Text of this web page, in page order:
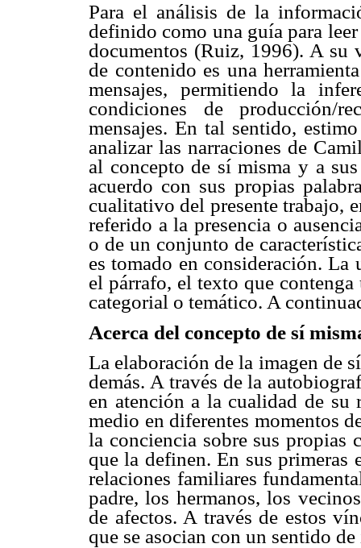
Para el análisis de la
definido como una guía para
documentos (Ruiz, 1996). A su
de contenido es una
mensajes, permitiendo la
condiciones de producción/
mensajes. En tal sentido,
analizar las narraciones de
al concepto de sí misma y a
acuerdo con sus propias
cualitativo del presente trabajo,
referido a la presencia o
o de un conjunto de
es tomado en consideración. La
el párrafo, el texto que
categorial o temático. A
Acerca del concepto de sí
La elaboración de la imagen de
demás. A través de la
en atención a la cualidad de su
medio en diferentes momentos
la conciencia sobre sus propias
que la definen. En sus primeras
relaciones familiares
padre, los hermanos, los
de afectos. A través de estos
que se asocian con un sentido